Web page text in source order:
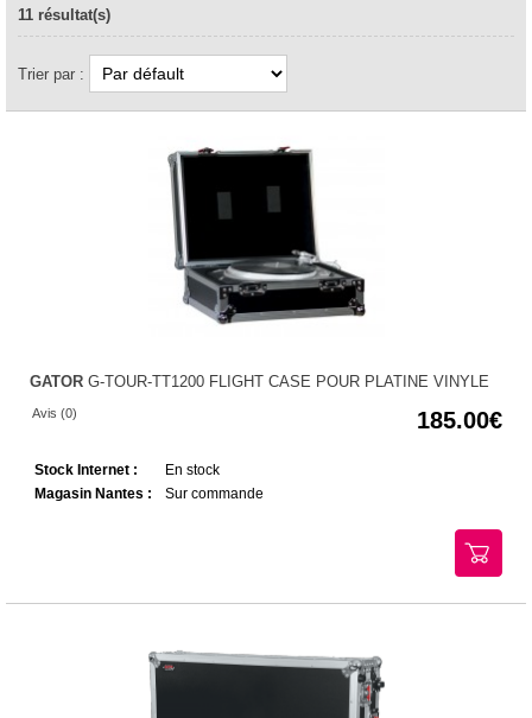
11 résultat(s)
Trier par :
GATOR G-TOUR-TT1200 FLIGHT CASE POUR PLATINE VINYLE
Avis (0) 185.00
Stock Internet :
En stock
Magasin Nantes :
Sur commande